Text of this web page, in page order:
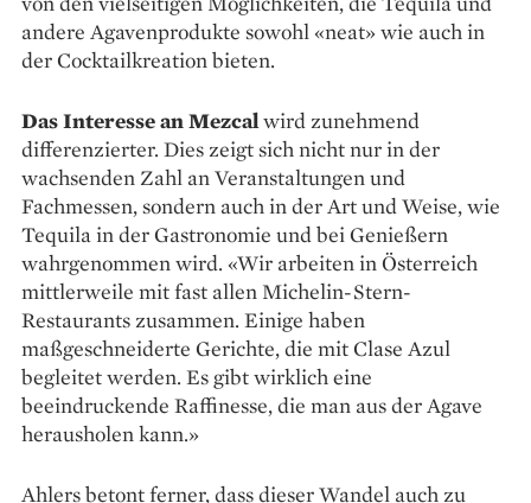
andere Agavenprodukte sowohl «neat» wie auch in
der Cocktailkreation bieten.
Das Interesse an Mezcalwird zunehmend
differenzierter. Dies zeigt sich nicht nur in der
wachsenden Zahl an Veranstaltungen und
Fachmessen, sondern auch in der Art und Weise, wie
Tequila in der Gastronomie und bei Genießern
wahrgenommen wird. «Wir arbeiten in Österreich
mittlerweile mit fast allen Michelin-Stern-
Restaurants zusammen. Einige haben
maßgeschneiderte Gerichte, die mit Clase Azul
begleitet werden. Es gibt wirklich eine
beeindruckende Raffinesse, die man aus der Agave
herausholen kann.»
Ahlers betont ferner, dass dieser Wandel auch zu